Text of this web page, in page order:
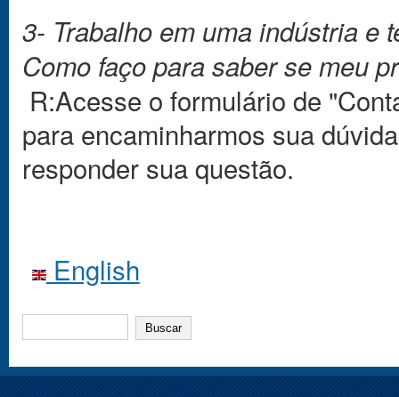
3- Trabalho em uma indústria e
Como faço para saber se meu
R:Acesse o formulário de
para encaminharmos sua
responder sua questão.
English